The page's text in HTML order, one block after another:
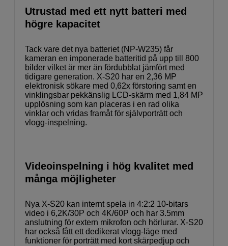
Utrustad med ett nytt batteri med
högre kapacitet
Tack vare det nya batteriet (NP-W235) får
kameran en imponerade batteritid på upp till 800
bilder vilket är mer än fördubblat jämfört med
tidigare generation. X-S20 har en 2,36 MP
elektronisk sökare med 0,62x förstoring samt en
vinklingsbar pekkänslig LCD-skärm med 1,84 MP
upplösning som kan placeras i en rad olika
vinklar och vridas framåt för självporträtt och
vlogg-inspelning.
Videoinspelning i hög kvalitet med
många möjligheter
Nya X-S20 kan internt spela in 4:2:2 10-bitars
video i 6,2K/30P och 4K/60P och har 3.5mm
anslutning för extern mikrofon och hörlurar. X-S20
har också fått ett dedikerat vlogg-läge med
funktioner för porträtt med kort skärpedjup och